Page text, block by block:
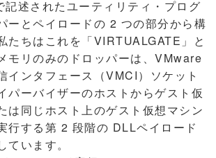
記述されたユーティリティ・プログ
ーとペイロードの 2 つの部分から構
たちはこれを「VIRTUALGATE」と
モリのみのドロッパーは、VMware
インタフェース（VMCI）ソケット
パーバイザーのホストからゲスト仮
は同じホスト上のゲスト仮想マシン
行する第 2 段階の DLLペイロード
います。